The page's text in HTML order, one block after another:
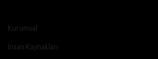
Kurumsal
İnsan Kaynakları